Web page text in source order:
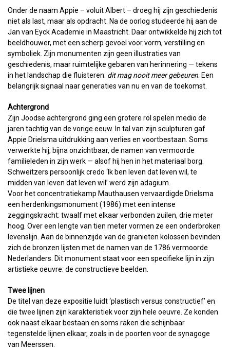
Onder de naam Appie – voluit Albert – droeg hij zijn geschiedenis
niet als last, maar als opdracht. Na de oorlog studeerde hij aan de
Jan van Eyck Academie in Maastricht. Daar ontwikkelde hij zich tot
beeldhouwer, met een scherp gevoel voor vorm, verstilling en
symboliek. Zijn monumenten zijn geen illustraties van
geschiedenis, maar ruimtelijke gebaren van herinnering — tekens
in het landschap die fluisteren: dit mag nooit meer gebeuren . Een
belangrijk signaal naar generaties van nu en van de toekomst.
Achtergrond
Zijn Joodse achtergrond ging een grotere rol spelen medio de
jaren tachtig van de vorige eeuw. In tal van zijn sculpturen gaf
Appie Drielsma uitdrukking aan verlies en voortbestaan. Soms
verwerkte hij, bijna onzichtbaar, de namen van vermoorde
familieleden in zijn werk — alsof hij hen in het materiaal borg.
Schweitzers persoonlijk credo ‘Ik ben leven dat leven wil, te
midden van leven dat leven wil’ werd zijn adagium.
Voor het concentratiekamp Mauthausen vervaardigde Drielsma
een herdenkingsmonument (1986) met een intense
zeggingskracht: twaalf met elkaar verbonden zuilen, drie meter
hoog. Over een lengte van tien meter vormen ze een onderbroken
levenslijn. Aan de binnenzijde van de granieten kolossen bevinden
zich de bronzen lijsten met de namen van de 1786 vermoorde
Nederlanders. Dit monument staat voor een specifieke lijn in zijn
artistieke oeuvre: de constructieve beelden.
Twee lijnen
De titel van deze expositie luidt ‘plastisch versus constructief’ en
die twee lijnen zijn karakteristiek voor zijn hele oeuvre. Ze konden
ook naast elkaar bestaan en soms raken die schijnbaar
tegenstelde lijnen elkaar, zoals in de poorten voor de synagoge
van Meerssen.